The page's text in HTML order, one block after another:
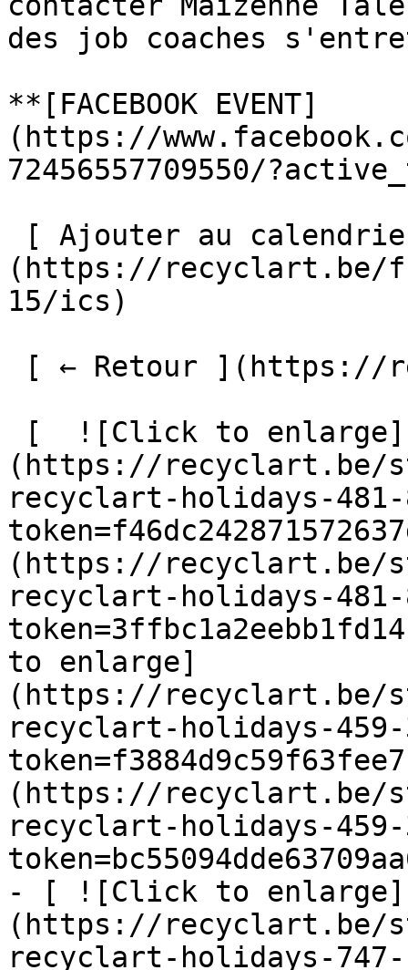
des job coaches
**[FACEBOOK EVENT]
(https://
72456557709550/
(https://recyclart.be/fr/
15/ics)
(https://recyclart.be/
recyclart-holidays-481-
(https://recyclart.be/
recyclart-holidays-481-
to enlarge]
(https://recyclart.be/
recyclart-holidays-459-
(https://recyclart.be/
recyclart-holidays-459-
- [ ![Click to enlarge]
(https://recyclart.be/
recyclart-holidays-747-